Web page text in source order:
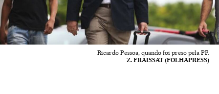
Ricardo Pessoa, quando foi preso pela PF.
Z. FRAISSAT (FOLHAPRESS)